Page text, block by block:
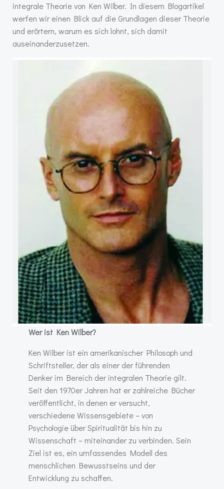
integrale Theorie von Ken Wilber. In diesem Blogartikel
werfen wir einen Blick auf die Grundlagen dieser Theorie
und erörtern, warum es sich lohnt, sich damit
auseinanderzusetzen.
Wer ist Ken Wilber?
Ken Wilber ist ein amerikanischer Philosoph und
Schriftsteller, der als einer der führenden
Denker im Bereich der integralen Theorie gilt.
Seit den 1970er Jahren hat er zahlreiche Bücher
veröffentlicht, in denen er versucht,
verschiedene Wissensgebiete – von
Psychologie über Spiritualität bis hin zu
Wissenschaft – miteinander zu verbinden. Sein
Ziel ist es, ein umfassendes Modell des
menschlichen Bewusstseins und der
Entwicklung zu schaffen.